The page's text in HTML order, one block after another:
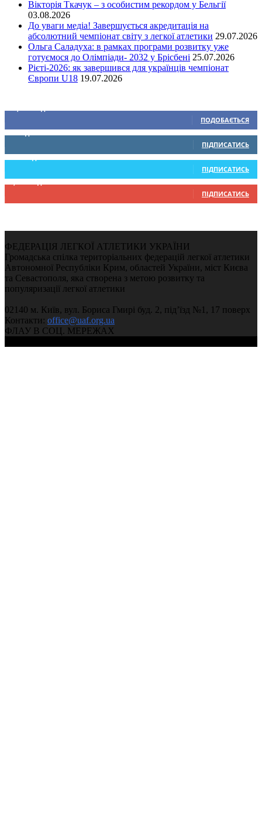
Вікторія Ткачук – з особистим рекордом у Бельгії
03.08.2026
До уваги медіа! Завершується акредитація на
абсолютний чемпіонат світу з легкої атлетики 29.07.2026
Ольга Саладуха: в рамках програми розвитку уже
готуємося до Олімпіади- 2032 у Брісбені 25.07.2026
Рієті-2026: як завершився для українців чемпіонат
Європи U18 19.07.2026
ПОДОБАЄТЬСЯ
0 Підписників
ПІДПИСАТИСЬ
234 Підписників
ПІДПИСАТИСЬ
9,370 Підписників
ПІДПИСАТИСЬ
ФЕДЕРАЦІЯ ЛЕГКОЇ АТЛЕТИКИ УКРАЇНИ
Громадська спілка територіальних федерацій легкої атлетики
Автономної Республіки Крим, областей України, міст Києва
та Севастополя, яка створена з метою розвитку та
популяризації легкої атлетики
02140 м. Київ, вул. Бориса Гмирі буд. 2, під’їзд №1, 17 поверх
Контакти: office@uaf.org.ua
ФЛАУ В СОЦ. МЕРЕЖАХ